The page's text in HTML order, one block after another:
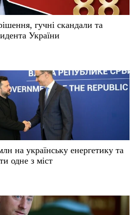
гучні скандали та
України
на українську енергетику та
одне з міст